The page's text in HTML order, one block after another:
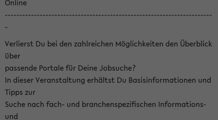
Online
-----------------------------------------------------------------------
-
Verlierst Du bei den zahlreichen Möglichkeiten den Überblick
über
passende Portale für Deine Jobsuche?
In dieser Veranstaltung erhältst Du Basisinformationen und
Tipps zur
Suche nach fach- und branchenspezifischen Informations-
und